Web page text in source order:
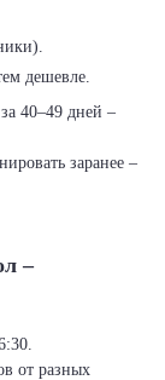
дешевле.
40–49 дней –
заранее –
–
от разных